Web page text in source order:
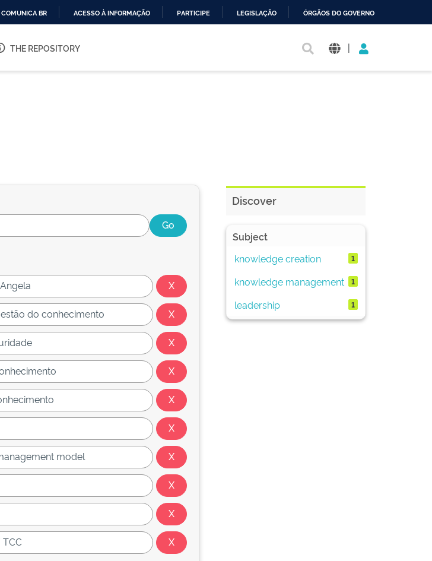
O
COMUNICA BR ACESSO À INFORMAÇÃO PARTICIPE LEGISLAÇÃO ÓRGÃOS DO GOVERNO
THE REPOSITORY |
Discover
Subject
knowledge creation
1
knowledge management 1
leadership 1